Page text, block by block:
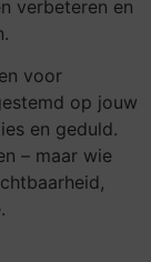
verbeteren en
voor
op jouw
en geduld.
– maar wie